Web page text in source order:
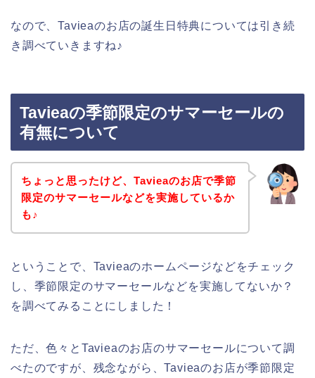
なので、Tavieaのお店の誕生日特典については引き続
き調べていきますね♪
Tavieaの季節限定のサマーセールの
有無について
ちょっと思ったけど、Tavieaのお店で季節
限定のサマーセールなどを実施しているか
も♪
ということで、Tavieaのホームページなどをチェック
し、季節限定のサマーセールなどを実施してないか？
を調べてみることにしました！
ただ、色々とTavieaのお店のサマーセールについて調
べたのですが、残念ながら、Tavieaのお店が季節限定